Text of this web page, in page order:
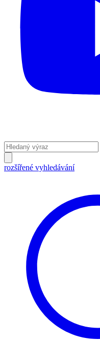
rozšířené vyhledávání